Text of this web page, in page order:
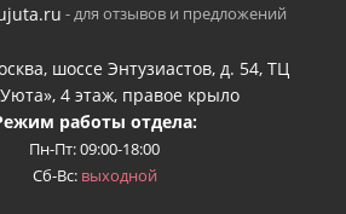
- для отзывов и предложений
шоссе Энтузиастов, д. 54, ТЦ
4 этаж, правое крыло
работы отдела:
Пн-Пт: 09:00-18:00
Сб-Вс: выходной